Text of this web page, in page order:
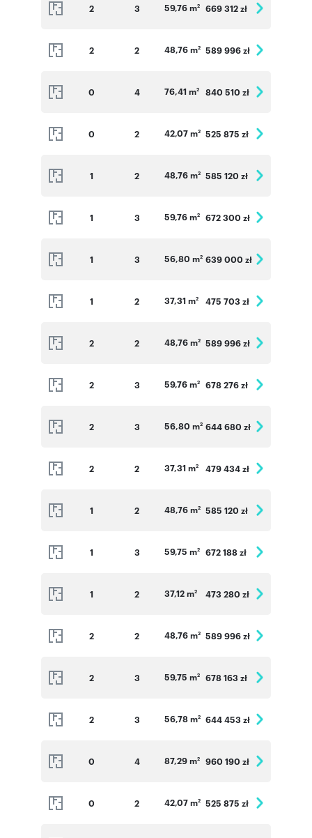
2 3 59,76 m2 669 312 zł
2 2 48,76 m2 589 996 zł
0 4 76,41 m2 840 510 zł
0 2 42,07 m2 525 875 zł
1 2 48,76 m2 585 120 zł
1 3 59,76 m2 672 300 zł
1 3 56,80 m2 639 000 zł
1 2 37,31 m2 475 703 zł
2 2 48,76 m2 589 996 zł
2 3 59,76 m2 678 276 zł
2 3 56,80 m2 644 680 zł
2 2 37,31 m2 479 434 zł
1 2 48,76 m2 585 120 zł
1 3 59,75 m2 672 188 zł
1 2 37,12 m2 473 280 zł
2 2 48,76 m2 589 996 zł
2 3 59,75 m2 678 163 zł
2 3 56,78 m2 644 453 zł
0 4 87,29 m2 960 190 zł
0 2 42,07 m2 525 875 zł